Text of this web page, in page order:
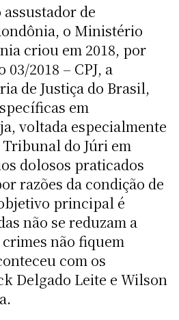
de
o Ministério
criou em 2018, por
2018 – CPJ, a
de Justiça do Brasil,
em
voltada especialmente
do Júri em
dolosos praticados
razões da condição de
principal é
não se reduzam a
não fiquem
com os
Delgado Leite e Wilson